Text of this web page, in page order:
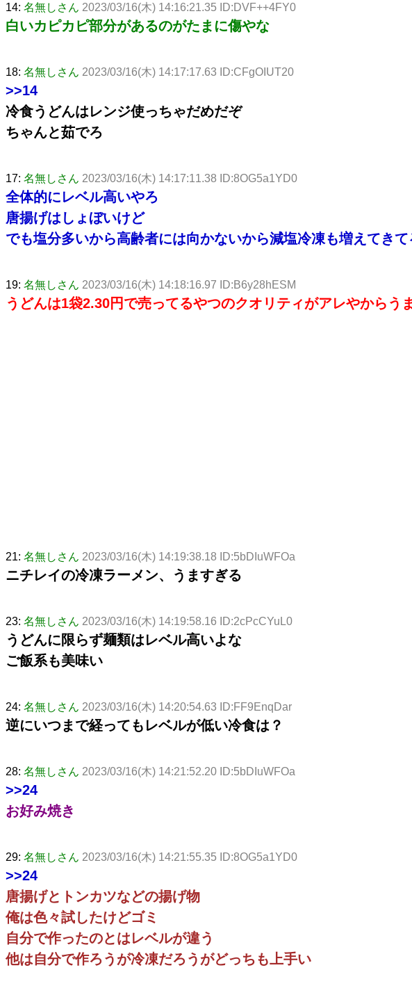
14: 名無しさん 2023/03/16(木) 14:16:21.35 ID:DVF++4FY0
白いカピカピ部分があるのがたまに傷やな
18: 名無しさん 2023/03/16(木) 14:17:17.63 ID:CFgOIUT20
>>14
冷食うどんはレンジ使っちゃだめだぞ
ちゃんと茹でろ
17: 名無しさん 2023/03/16(木) 14:17:11.38 ID:8OG5a1YD0
全体的にレベル高いやろ
唐揚げはしょぼいけど
でも塩分多いから高齢者には向かないから減塩冷凍も増えてきて
19: 名無しさん 2023/03/16(木) 14:18:16.97 ID:B6y28hESM
うどんは1袋2.30円で売ってるやつのクオリティがアレやからう
21: 名無しさん 2023/03/16(木) 14:19:38.18 ID:5bDIuWFOa
ニチレイの冷凍ラーメン、うますぎる
23: 名無しさん 2023/03/16(木) 14:19:58.16 ID:2cPcCYuL0
うどんに限らず麺類はレベル高いよな
ご飯系も美味い
24: 名無しさん 2023/03/16(木) 14:20:54.63 ID:FF9EnqDar
逆にいつまで経ってもレベルが低い冷食は？
28: 名無しさん 2023/03/16(木) 14:21:52.20 ID:5bDIuWFOa
>>24
お好み焼き
29: 名無しさん 2023/03/16(木) 14:21:55.35 ID:8OG5a1YD0
>>24
唐揚げとトンカツなどの揚げ物
俺は色々試したけどゴミ
自分で作ったのとはレベルが違う
他は自分で作ろうが冷凍だろうがどっちも上手い